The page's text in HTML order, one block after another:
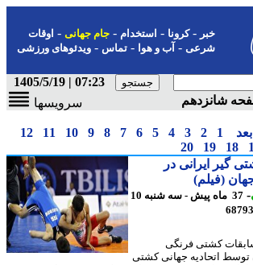
-کرونا-استخدام- جام جهانی-اوقات
شرعی-آب و هوا-تماس-ویدئوهای ورزشی
07:23 | 1405/5/19
شانزدهم
سرویسها
1
2
3
4
5
6
7
8
9
10
11
12
19
20
ایرانی در
(فیلم)
37 ماه پیش - سه شنبه 10
کشتی فرنگی
اتحادیه جهانی کشتی